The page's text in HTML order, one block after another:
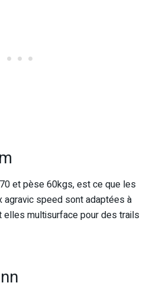
et pèse 60kgs, est ce que les
speed sont adaptées à
elles multisurface pour des trails